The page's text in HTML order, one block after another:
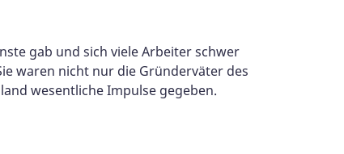
gab und sich viele Arbeiter schwer
waren nicht nur die Gründerväter des
wesentliche Impulse gegeben.